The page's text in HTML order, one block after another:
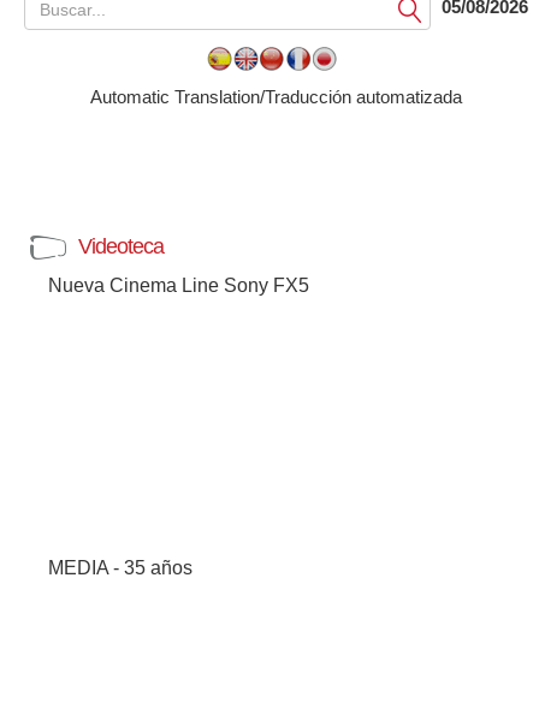
Submit05/08/2026
Automatic Translation/Traducción automatizada
Videoteca
Nueva Cinema Line Sony FX5
MEDIA - 35 años